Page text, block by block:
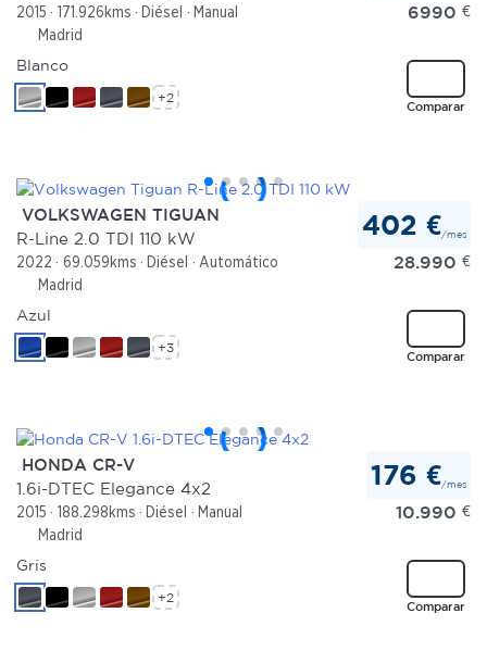
2015 171.926kms Diésel
Manual
Madrid
6990 €
Comparar
Blanco
+2
VOLKSWAGEN TIGUAN
R-Line 2.0 TDI 110 kW
2022 69.059kms Diésel
Automático
Madrid
402 €/mes
28.990 €
Comparar
Azul
+3
HONDA CR-V
1.6i-DTEC Elegance 4x2
2015 188.298kms Diésel
Manual
Madrid
176 €/mes
10.990 €
Comparar
Gris
+2